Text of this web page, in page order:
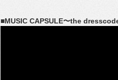
■MUSIC CAPSULE〜the